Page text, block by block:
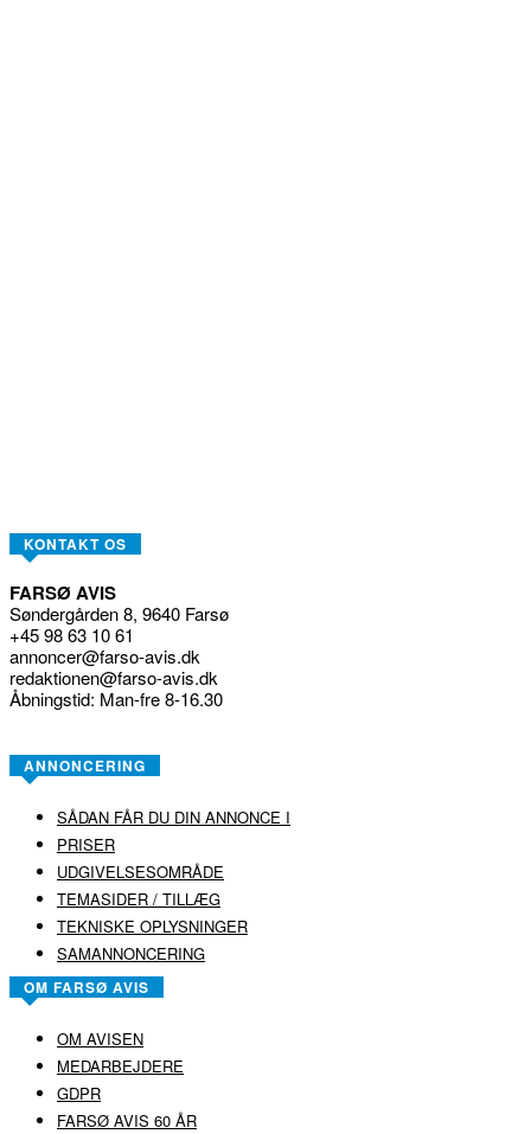
KONTAKT OS
FARSØ AVIS
Søndergården 8, 9640 Farsø
+45 98 63 10 61
annoncer@farso-avis.dk
redaktionen@farso-avis.dk
Åbningstid: Man-fre 8-16.30
ANNONCERING
SÅDAN FÅR DU DIN ANNONCE I
PRISER
UDGIVELSESOMRÅDE
TEMASIDER / TILLÆG
TEKNISKE OPLYSNINGER
SAMANNONCERING
OM FARSØ AVIS
OM AVISEN
MEDARBEJDERE
GDPR
FARSØ AVIS 60 ÅR